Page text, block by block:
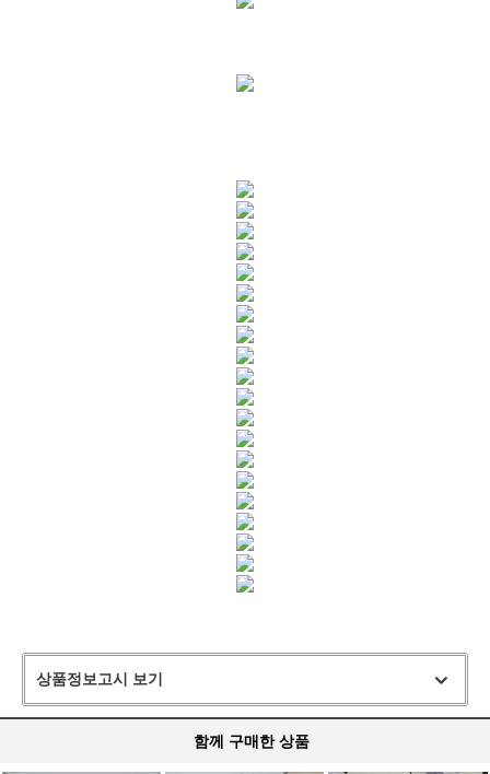
상품정보고시 보기
함께 구매한 상품